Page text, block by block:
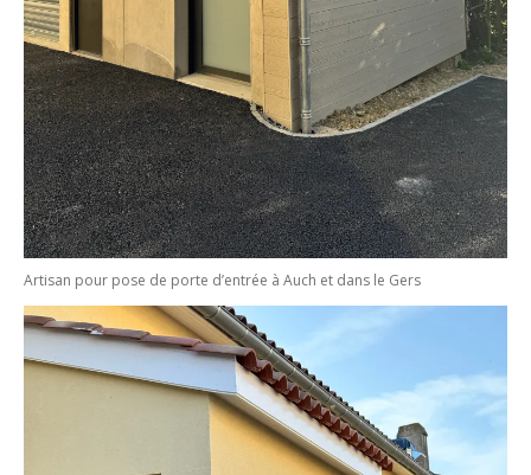
Artisan pour pose de porte d’entrée à Auch et dans le Gers